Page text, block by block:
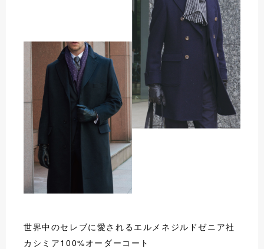
世界中のセレブに愛されるエルメネジルドゼニア社
カシミア100%オーダーコート